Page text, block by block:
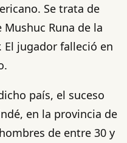
Se trata de
Runa de la
El jugador falleció en
país, el suceso
en la provincia de
de entre 30 y